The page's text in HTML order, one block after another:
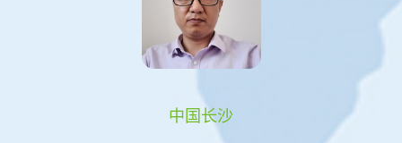
中国长沙